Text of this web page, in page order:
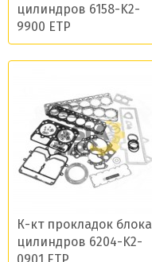
цилиндров 6158-K2-
9900 ETP
К-кт прокладок блока
цилиндров 6204-K2-